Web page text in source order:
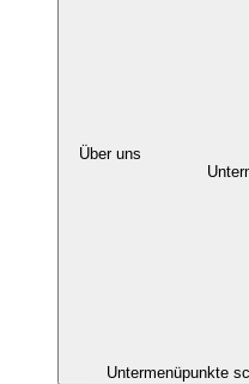
Über uns
Untermenüpunkte